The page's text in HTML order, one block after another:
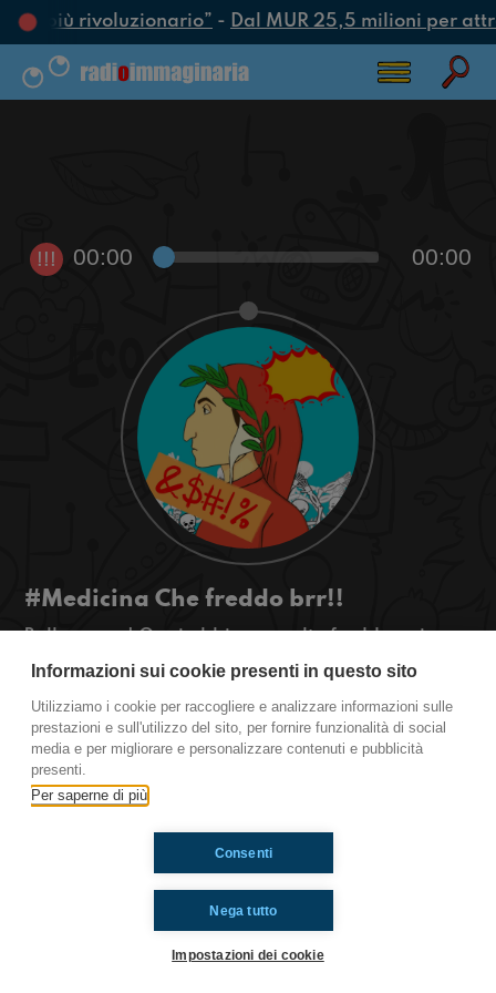
più rivoluzionario”- Dal MUR 25,5 milioni per
!!! 00:00 00:00
#Medicina Che freddo brr!!
Bella regaz! Oggi abbiamo molto freddo e siamo
molto arrabbiati con Dante. Stay tuned!
Medicina
Ti è piaciuto? Condividilo!
Informazioni sui cookie presenti in questo sito
Utilizziamo i cookie per raccogliere e analizzare informazioni sulle
prestazioni e sull'utilizzo del sito, per fornire funzionalità di social
media e per migliorare e personalizzare contenuti e pubblicità
presenti.
Per saperne di più
Nega tutto
Consenti
Impostazioni dei cookie